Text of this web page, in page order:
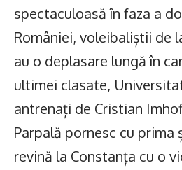
spectaculoasă în faza a
României, voleibaliștii de
au o deplasare lungă în
ultimei clasate,
antrenați de Cristian
Parpală pornesc cu prima
revină la Constanța cu o